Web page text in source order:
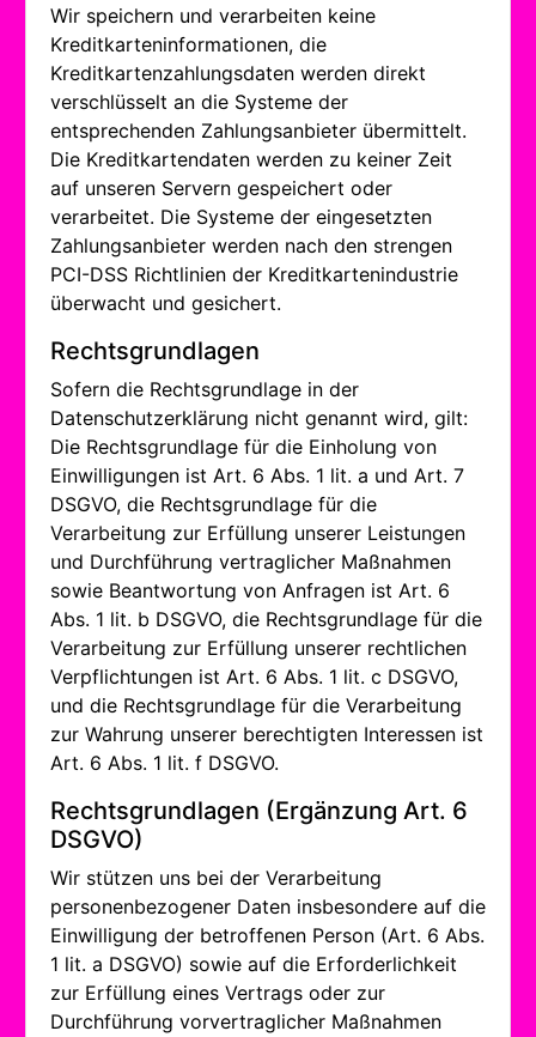
Wir speichern und verarbeiten keine
Kreditkarteninformationen, die
Kreditkartenzahlungsdaten werden direkt
verschlüsselt an die Systeme der
entsprechenden Zahlungsanbieter übermittelt.
Die Kreditkartendaten werden zu keiner Zeit
auf unseren Servern gespeichert oder
verarbeitet. Die Systeme der eingesetzten
Zahlungsanbieter werden nach den strengen
PCI-DSS Richtlinien der Kreditkartenindustrie
überwacht und gesichert.
Rechtsgrundlagen
Sofern die Rechtsgrundlage in der
Datenschutzerklärung nicht genannt wird, gilt:
Die Rechtsgrundlage für die Einholung von
Einwilligungen ist Art. 6 Abs. 1 lit. a und Art. 7
DSGVO, die Rechtsgrundlage für die
Verarbeitung zur Erfüllung unserer Leistungen
und Durchführung vertraglicher Maßnahmen
sowie Beantwortung von Anfragen ist Art. 6
Abs. 1 lit. b DSGVO, die Rechtsgrundlage für die
Verarbeitung zur Erfüllung unserer rechtlichen
Verpflichtungen ist Art. 6 Abs. 1 lit. c DSGVO,
und die Rechtsgrundlage für die Verarbeitung
zur Wahrung unserer berechtigten Interessen ist
Art. 6 Abs. 1 lit. f DSGVO.
Rechtsgrundlagen (Ergänzung Art. 6
DSGVO)
Wir stützen uns bei der Verarbeitung
personenbezogener Daten insbesondere auf die
Einwilligung der betroffenen Person (Art. 6 Abs.
1 lit. a DSGVO) sowie auf die Erforderlichkeit
zur Erfüllung eines Vertrags oder zur
Durchführung vorvertraglicher Maßnahmen